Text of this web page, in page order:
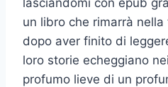
un libro che rimarrà
dopo aver finito di
loro storie echeggiano
profumo lieve di un